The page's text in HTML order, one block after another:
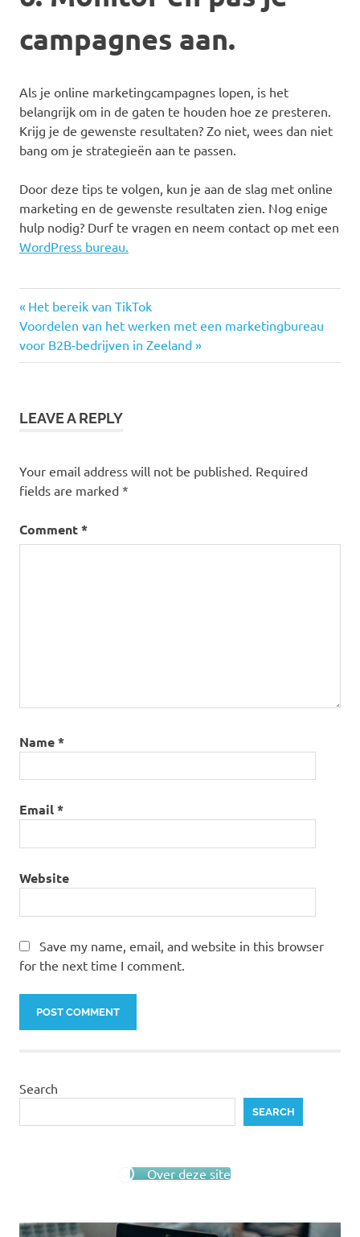
campagnes aan.
Als je online marketingcampagnes lopen, is het
belangrijk om in de gaten te houden hoe ze presteren.
Krijg je de gewenste resultaten? Zo niet, wees dan niet
bang om je strategieën aan te passen.
Door deze tips te volgen, kun je aan de slag met online
marketing en de gewenste resultaten zien. Nog enige
hulp nodig? Durf te vragen en neem contact op met een
WordPress bureau.
Post
navigation
Previous
Post:
Het bereik van TikTok
Next
Post:
Voordelen van het werken met een marketingbureau
voor B2B-bedrijven in Zeeland
LEAVE A REPLY
Your email address will not be published. Required
fields are marked *
Comment*
Name*
Email*
Website
Save my name, email, and website in this browser
for the next time I comment.
Search
SEARCH
Over deze site